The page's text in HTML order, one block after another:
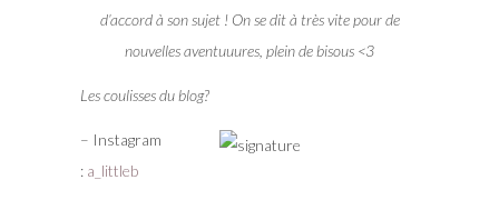
d’accord à son sujet ! On se dit à très vite pour de
nouvelles aventuuures, plein de bisous <3
Les coulisses du blog?
– Instagram
: a_littleb